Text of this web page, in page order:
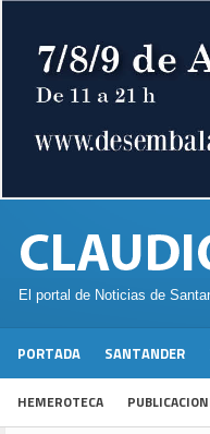
El portal de Noticias de
PORTADA SANTANDER
HEMEROTECA